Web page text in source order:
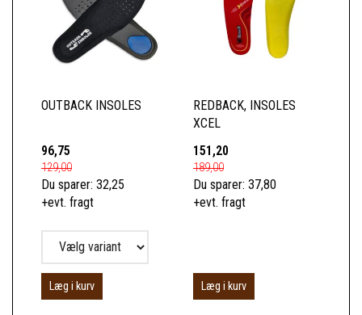
OUTBACK INSOLES
96,75
129,00
Du sparer: 32,25
+evt. fragt
Læg i kurv
REDBACK, INSOLES
XCEL
151,20
189,00
Du sparer: 37,80
+evt. fragt
Læg i kurv